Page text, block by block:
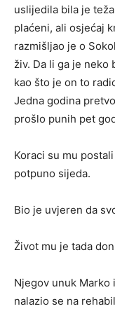
uslijedila bila je
plaćeni, ali osjećaj
razmišljao je o
živ. Da li ga je neko
kao što je on to
Jedna godina
prošlo punih pet
Koraci su mu
potpuno sijeda.
Bio je uvjeren da
Život mu je tada
Njegov unuk Marko
nalazio se na